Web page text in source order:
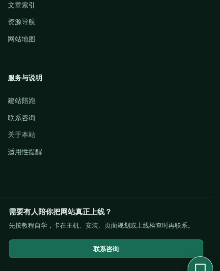
文章索引
资源导航
网站地图
服务与说明
建站陪跑
联系咨询
关于本站
适用性提醒
需要有人陪你把网站真正上线？
先按教程自学，卡在主机、安装、页面规划或上线检查时再联系。
联系咨询